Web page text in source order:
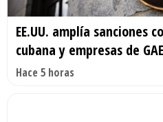
EE.UU. amplía sanciones
cubana y empresas de
Hace 5 horas